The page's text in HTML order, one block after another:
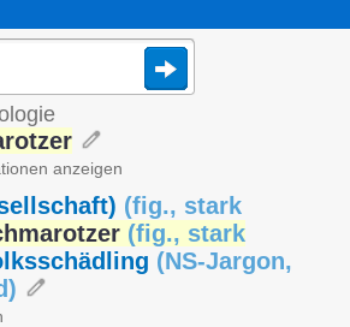
anzeigen
(fig., stark
(fig., stark
(NS-Jargon,
)